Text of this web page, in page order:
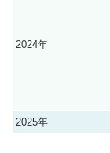
2024年
2025年